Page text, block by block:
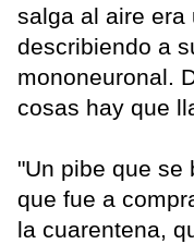
salga al aire era
describiendo a
mononeuronal.
cosas hay que
"Un pibe que se
que fue a
la cuarentena,